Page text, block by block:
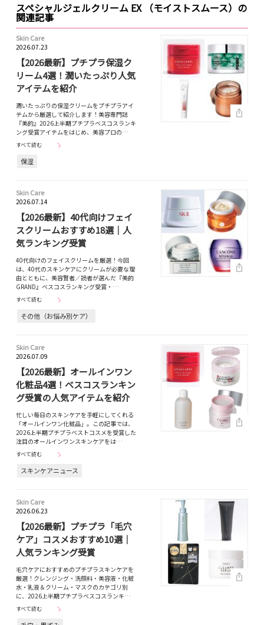
スペシャルジェルクリーム EX （モイストスムース）の
関連記事
Skin Care
2026.07.23
【2026最新】プチプラ保湿ク
リーム4選！潤いたっぷり人気
アイテムを紹介
潤いたっぷりの保湿クリームをプチプラアイ
テムから厳選して紹介します！美容専門誌
『美的』2026上半期プチプラベスコスランキ
ング受賞アイテムをはじめ、美容プロの…
すべて読む
保湿
Skin Care
2026.07.14
【2026最新】40代向けフェイ
スクリームおすすめ18選｜人
気ランキング受賞
40代向けのフェイスクリームを厳選！今回
は、40代のスキンケアにクリームが必要な理
由とともに、美容賢者／読者が選んだ『美的
GRAND』ベスコスランキング受賞・…
すべて読む
その他（お悩み別ケア）
Skin Care
2026.07.09
【2026最新】オールインワン
化粧品4選！ベスコスランキン
グ受賞の人気アイテムを紹介
忙しい毎日のスキンケアを手軽にしてくれる
「オールインワン化粧品」。この記事では、
2026上半期プチプラベストコスメを受賞した
注目のオールインワンスキンケアをは…
すべて読む
スキンケアニュース
Skin Care
2026.06.23
【2026最新】プチプラ「毛穴
ケア」コスメおすすめ10選｜
人気ランキング受賞
毛穴ケアにおすすめのプチプラスキンケアを
厳選！クレンジング・洗顔料・美容液・化粧
水・乳液＆クリーム・マスクのカテゴリ別
に、2026上半期プチプラベスコスランキ…
すべて読む